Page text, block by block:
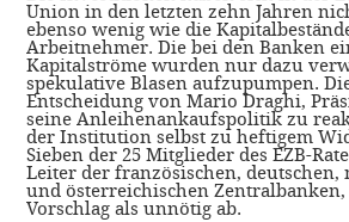
Union in den letzten zehn Jahren
ebenso wenig wie die
Arbeitnehmer. Die bei den Banken
Kapitalströme wurden nur dazu
spekulative Blasen aufzupumpen.
Entscheidung von Mario Draghi,
seine Anleihenankaufspolitik zu
der Institution selbst zu heftigem
Sieben der 25 Mitglieder des EZB-
Leiter der französischen, deutschen,
und österreichischen
Vorschlag als unnötig ab.